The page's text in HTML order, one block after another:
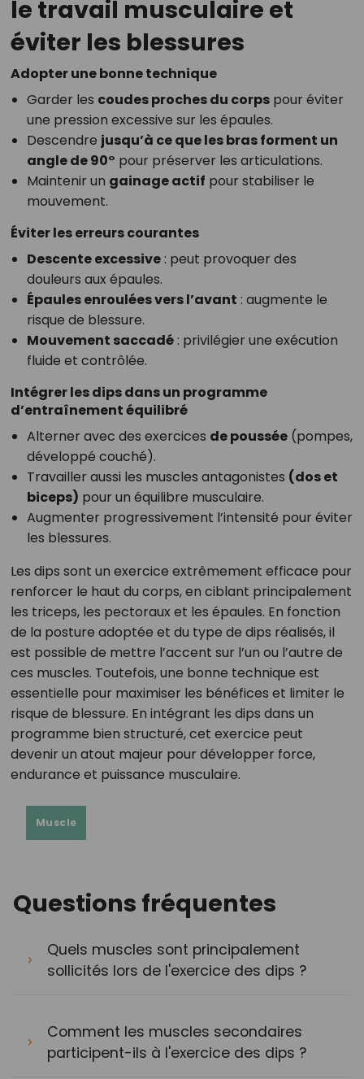
le travail musculaire et
éviter les blessures
Adopter une bonne technique
Garder les coudes proches du corpspour éviter
une pression excessive sur les épaules.
Descendre jusqu’à ce que les bras forment un
angle de 90° pour préserver les articulations.
Maintenir un gainage actif pour stabiliser le
mouvement.
Éviter les erreurs courantes
Descente excessive: peut provoquer des
douleurs aux épaules.
Épaules enroulées vers l’avant : augmente le
risque de blessure.
Mouvement saccadé: privilégier une exécution
fluide et contrôlée.
Intégrer les dips dans un programme
d’entraînement équilibré
Alterner avec des exercices de poussée(pompes,
développé couché).
Travailler aussi les muscles antagonistes (dos et
biceps) pour un équilibre musculaire.
Augmenter progressivement l’intensité pour éviter
les blessures.
Les dips sont un exercice extrêmement efficace pour
renforcer le haut du corps, en ciblant principalement
les triceps, les pectoraux et les épaules. En fonction
de la posture adoptée et du type de dips réalisés, il
est possible de mettre l’accent sur l’un ou l’autre de
ces muscles. Toutefois, une bonne technique est
essentielle pour maximiser les bénéfices et limiter le
risque de blessure. En intégrant les dips dans un
programme bien structuré, cet exercice peut
devenir un atout majeur pour développer force,
endurance et puissance musculaire.
Muscle
Questions fréquentes
Quels muscles sont principalement
sollicités lors de l'exercice des dips ?
Comment les muscles secondaires
participent-ils à l'exercice des dips ?